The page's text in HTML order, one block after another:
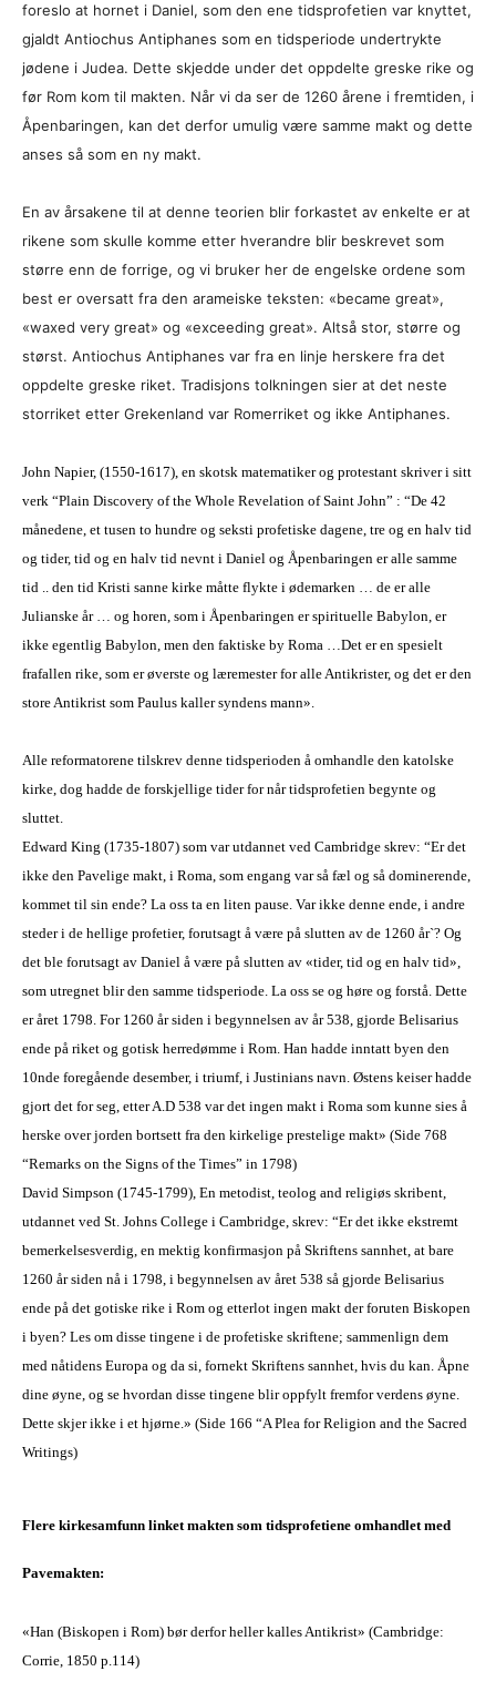
foreslo at hornet i Daniel, som den ene tidsprofetien var knyttet,
gjaldt Antiochus Antiphanes som en tidsperiode undertrykte
jødene i Judea. Dette skjedde under det oppdelte greske rike og
før Rom kom til makten. Når vi da ser de 1260 årene i fremtiden, i
Åpenbaringen, kan det derfor umulig være samme makt og dette
anses så som en ny makt.
En av årsakene til at denne teorien blir forkastet av enkelte er at
rikene som skulle komme etter hverandre blir beskrevet som
større enn de forrige, og vi bruker her de engelske ordene som
best er oversatt fra den arameiske teksten: «became great»,
«waxed very great» og «exceeding great». Altså stor, større og
størst. Antiochus Antiphanes var fra en linje herskere fra det
oppdelte greske riket. Tradisjons tolkningen sier at det neste
storriket etter Grekenland var Romerriket og ikke Antiphanes.
John Napier, (1550-1617), en skotsk matematiker og protestant skriver i sitt
verk “Plain Discovery of the Whole Revelation of Saint John” : “De 42
månedene, et tusen to hundre og seksti profetiske dagene, tre og en halv tid
og tider, tid og en halv tid nevnt i Daniel og Åpenbaringen er alle samme
tid .. den tid Kristi sanne kirke måtte flykte i ødemarken … de er alle
Julianske år … og horen, som i Åpenbaringen er spirituelle Babylon, er
ikke egentlig Babylon, men den faktiske by Roma …Det er en spesielt
frafallen rike, som er øverste og læremester for alle Antikrister, og det er den
store Antikrist som Paulus kaller syndens mann».
Alle reformatorene tilskrev denne tidsperioden å omhandle den katolske
kirke, dog hadde de forskjellige tider for når tidsprofetien begynte og
sluttet.
Edward King (1735-1807) som var utdannet ved Cambridge skrev: “Er det
ikke den Pavelige makt, i Roma, som engang var så fæl og så dominerende,
kommet til sin ende? La oss ta en liten pause. Var ikke denne ende, i andre
steder i de hellige profetier, forutsagt å være på slutten av de 1260 år`? Og
det ble forutsagt av Daniel å være på slutten av «tider, tid og en halv tid»,
som utregnet blir den samme tidsperiode. La oss se og høre og forstå. Dette
er året 1798. For 1260 år siden i begynnelsen av år 538, gjorde Belisarius
ende på riket og gotisk herredømme i Rom. Han hadde inntatt byen den
10nde foregående desember, i triumf, i Justinians navn. Østens keiser hadde
gjort det for seg, etter A.D 538 var det ingen makt i Roma som kunne sies å
herske over jorden bortsett fra den kirkelige prestelige makt» (Side 768
“Remarks on the Signs of the Times” in 1798)
David Simpson (1745-1799), En metodist, teolog and religiøs skribent,
utdannet ved St. Johns College i Cambridge, skrev: “Er det ikke ekstremt
bemerkelsesverdig, en mektig konfirmasjon på Skriftens sannhet, at bare
1260 år siden nå i 1798, i begynnelsen av året 538 så gjorde Belisarius
ende på det gotiske rike i Rom og etterlot ingen makt der foruten Biskopen
i byen? Les om disse tingene i de profetiske skriftene; sammenlign dem
med nåtidens Europa og da si, fornekt Skriftens sannhet, hvis du kan. Åpne
dine øyne, og se hvordan disse tingene blir oppfylt fremfor verdens øyne.
Dette skjer ikke i et hjørne.» (Side 166 “A Plea for Religion and the Sacred
Writings)
Flere kirkesamfunn linket makten som tidsprofetiene omhandlet med
Pavemakten:
«Han (Biskopen i Rom) bør derfor heller kalles Antikrist» (Cambridge:
Corrie, 1850 p.114)